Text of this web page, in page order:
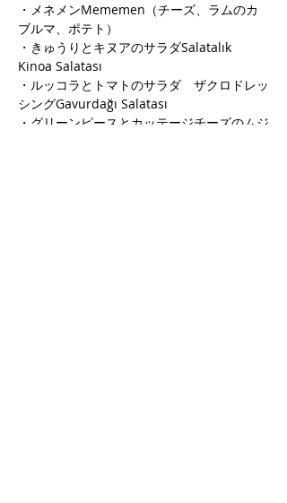
・メネメンMememen（チーズ、ラムのカ
ブルマ、ポテト）
・きゅうりとキヌアのサラダSalatalık
Kinoa Salatası
・ルッコラとトマトのサラダ　ザクロドレッ
シングGavurdağı Salatası
・グリーンピースとカッテージチーズのムジ